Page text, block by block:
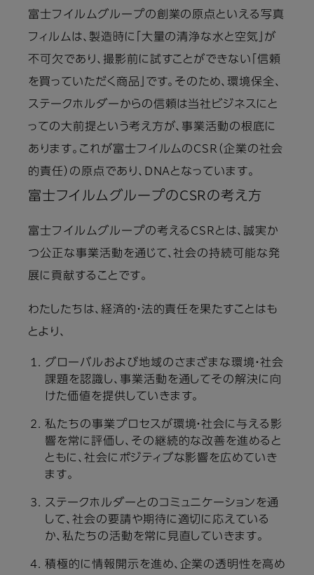
富士フイルムグループの創業の原点といえる写真
フィルムは、製造時に「大量の清浄な水と空気」が
不可欠であり、撮影前に試すことができない「信頼
を買っていただく商品」です。そのため、環境保全、
ステークホルダーからの信頼は当社ビジネスにと
っての大前提という考え方が、事業活動の根底に
あります。これが富士フイルムのCSR（企業の社会
的責任）の原点であり、DNAとなっています。
富士フイルムグループのCSRの考え方
富士フイルムグループの考えるCSRとは、誠実か
つ公正な事業活動を通じて、社会の持続可能な発
展に貢献することです。
わたしたちは、経済的・法的責任を果たすことはも
とより、
グローバルおよび地域のさまざまな環境・社会
課題を認識し、事業活動を通してその解決に向
けた価値を提供していきます。
私たちの事業プロセスが環境・社会に与える影
響を常に評価し、その継続的な改善を進めると
ともに、社会にポジティブな影響を広めていき
ます。
ステークホルダーとのコミュニケーションを通
して、社会の要請や期待に適切に応えている
か、私たちの活動を常に見直していきます。
積極的に情報開示を進め、企業の透明性を高め